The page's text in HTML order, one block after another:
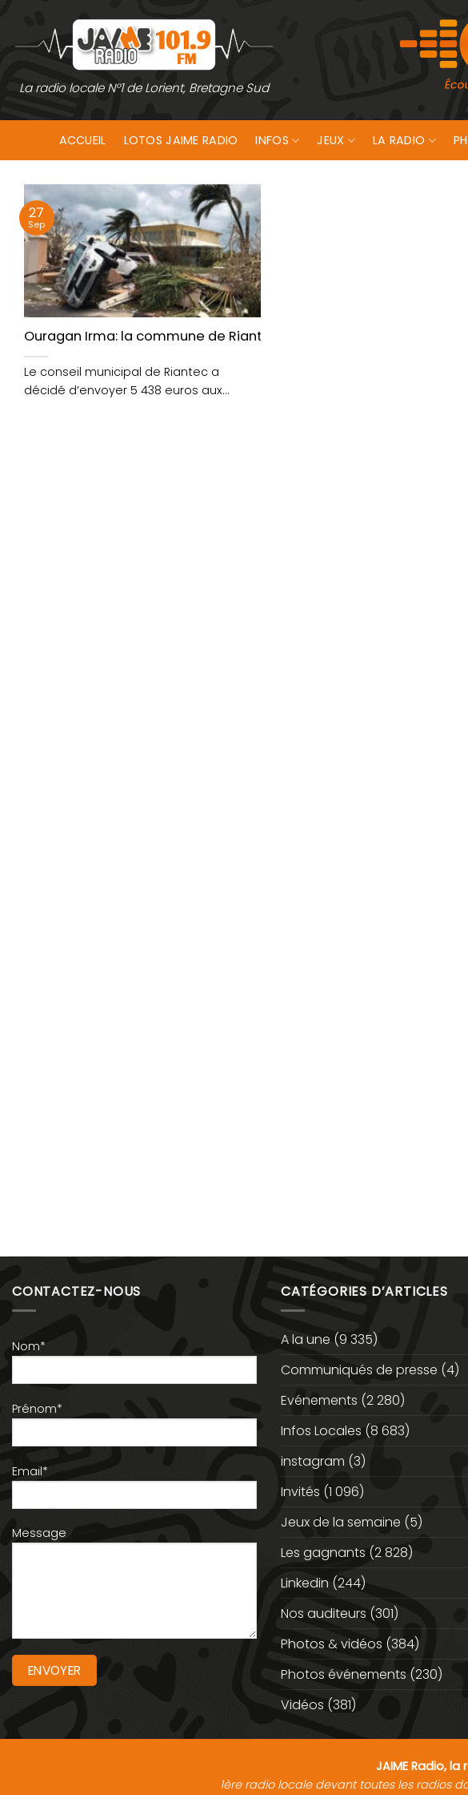
contenu
La radio locale N°1 de Lorient, Bretagne Sud
ACCUEIL LOTOS JAIME RADIO INFOS JEUX LA RADIO
Ouragan Irma: la commune de Riantec au chevet des sinistrés
Le conseil municipal de Riantec a
décidé d’envoyer 5 438 euros aux
27
Sep
CONTACTEZ-NOUS
Nom*
Prénom*
Email*
Message
CATÉGORIES D’ARTICLES
A la une (9 335)
Communiqués de presse (4)
Evénements (2 280)
Infos Locales (8 683)
instagram (3)
Invités (1 096)
Jeux de la semaine (5)
Les gagnants (2 828)
Linkedin (244)
Nos auditeurs (301)
Photos & vidéos (384)
Photos événements (230)
Vidéos (381)
JAIME Radio,
1ère radio locale devant toutes les radios